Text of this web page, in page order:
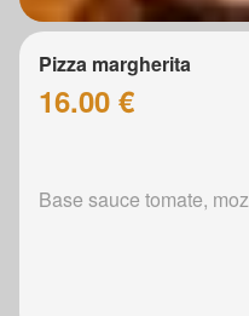
Pizza margherita
16.00 €
Base sauce tomate,